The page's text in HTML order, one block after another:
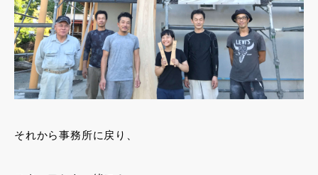
それから事務所に戻り、